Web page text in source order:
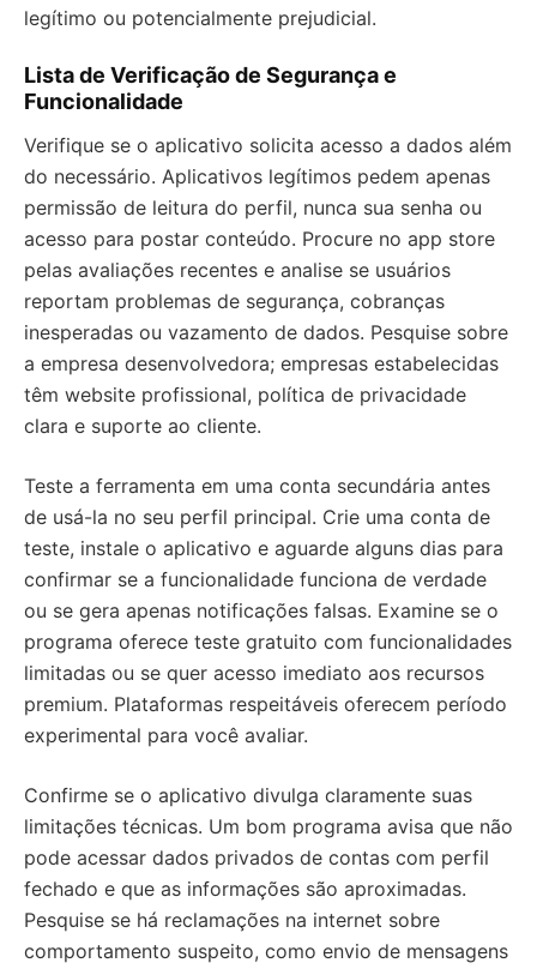
legítimo ou potencialmente prejudicial.
Lista de Verificação de Segurança e
Funcionalidade
Verifique se o aplicativo solicita acesso a dados além
do necessário. Aplicativos legítimos pedem apenas
permissão de leitura do perfil, nunca sua senha ou
acesso para postar conteúdo. Procure no app store
pelas avaliações recentes e analise se usuários
reportam problemas de segurança, cobranças
inesperadas ou vazamento de dados. Pesquise sobre
a empresa desenvolvedora; empresas estabelecidas
têm website profissional, política de privacidade
clara e suporte ao cliente.
Teste a ferramenta em uma conta secundária antes
de usá-la no seu perfil principal. Crie uma conta de
teste, instale o aplicativo e aguarde alguns dias para
confirmar se a funcionalidade funciona de verdade
ou se gera apenas notificações falsas. Examine se o
programa oferece teste gratuito com funcionalidades
limitadas ou se quer acesso imediato aos recursos
premium. Plataformas respeitáveis oferecem período
experimental para você avaliar.
Confirme se o aplicativo divulga claramente suas
limitações técnicas. Um bom programa avisa que não
pode acessar dados privados de contas com perfil
fechado e que as informações são aproximadas.
Pesquise se há reclamações na internet sobre
comportamento suspeito, como envio de mensagens